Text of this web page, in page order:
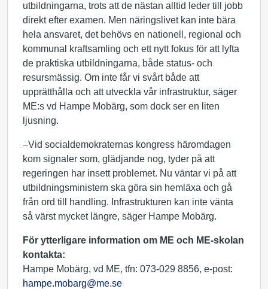
utbildningarna, trots att de nästan alltid leder till jobb
direkt efter examen. Men näringslivet kan inte bära
hela ansvaret, det behövs en nationell, regional och
kommunal kraftsamling och ett nytt fokus för att lyfta
de praktiska utbildningarna, både status- och
resursmässig. Om inte får vi svårt både att
upprätthålla och att utveckla vår infrastruktur, säger
ME:s vd Hampe Mobärg, som dock ser en liten
ljusning.
–Vid socialdemokraternas kongress häromdagen
kom signaler som, glädjande nog, tyder på att
regeringen har insett problemet. Nu väntar vi på att
utbildningsministern ska göra sin hemläxa och gå
från ord till handling. Infrastrukturen kan inte vänta
så värst mycket längre, säger Hampe Mobärg.
För ytterligare information om ME och ME-skolan
kontakta:
Hampe Mobärg, vd ME, tfn: 073-029 8856, e-post:
hampe.mobarg@me.se